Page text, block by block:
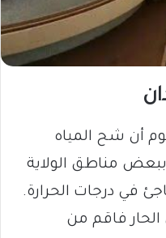
أن شح المياه
ببعض مناطق الولاية
في درجات الحرارة.
فاقم من